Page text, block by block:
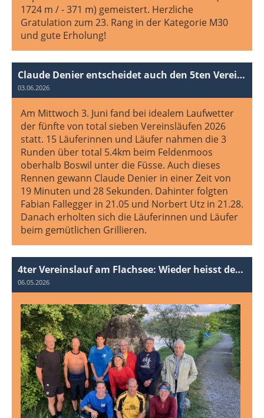
1724 m / - 371 m) gemeistert. Herzliche
Gratulation zum 23. Rang in der Kategorie M30
und gute Erholung!
Claude Denier entscheidet auch den 5ten Vereinslauf für sich!
03.06.2026
Am Mittwoch 3. Juni fand bei idealem Laufwetter
der fünfte von total sieben Vereinsläufen 2026
statt. 15 Läuferinnen und Läufer nahmen die 3
Runden über total 5.4km beim Feldenmoos
oberhalb Boswil unter die Füsse. Auch dieses
Rennen gewann Claude Denier in einer Zeit von
19 Minuten und 28 Sekunden. Dahinter folgten
Fabian Fallegger in 21.05 und Norbert Utz in 21.28.
Danach erholten sich die Läuferinnen und Läufer
beim gemütlichen Grillieren.
4ter Vereinslauf am Flachsee: Wieder heisst der Sieger Claude Denier!
06.05.2026